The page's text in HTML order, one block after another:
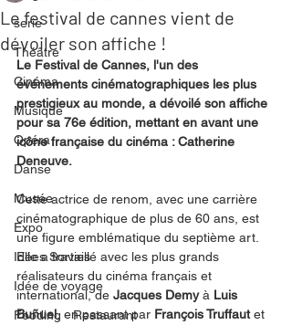
serie
Théâtre
Cinéma
Musique
Opéra
Danse
Musée
Expo
Idées Sorties
Idée de voyage
Fooding - Restaurant
Le festival de cannes vient de
dévoiler son affiche !
Le Festival de Cannes, l'un des
événements cinématographiques les plus
prestigieux au monde, a dévoilé son affiche
pour sa 76e édition, mettant en avant une
icône française du cinéma : Catherine
Deneuve.
Cette actrice de renom, avec une carrière
cinématographique de plus de 60 ans, est
une figure emblématique du septième art.
Elle a travaillé avec les plus grands
réalisateurs du cinéma français et
international, de Jacques Demy à Luis
Buñuel, en passant par François Truffaut et